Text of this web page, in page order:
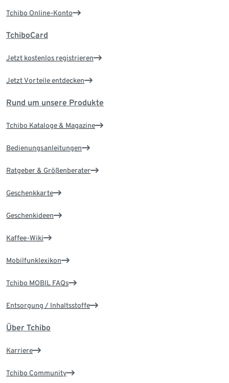
Tchibo Online-Konto
TchiboCard
Jetzt kostenlos registrieren
Jetzt Vorteile entdecken
Rund um unsere Produkte
Tchibo Kataloge & Magazine
Bedienungsanleitungen
Ratgeber & Größenberater
Geschenkkarte
Geschenkideen
Kaffee-Wiki
Mobilfunklexikon
Tchibo MOBIL FAQs
Entsorgung / Inhaltsstoffe
Über Tchibo
Karriere
Tchibo Community